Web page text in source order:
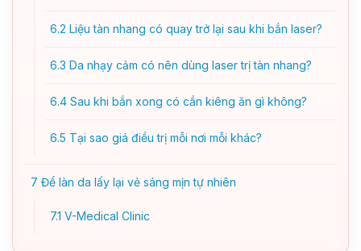
6.2 Liệu tàn nhang có quay trở lại sau khi bắn laser?
6.3 Da nhạy cảm có nên dùng laser trị tàn nhang?
6.4 Sau khi bắn xong có cần kiêng ăn gì không?
6.5 Tại sao giá điều trị mỗi nơi mỗi khác?
7 Để làn da lấy lại vẻ sáng mịn tự nhiên
7.1 V-Medical Clinic